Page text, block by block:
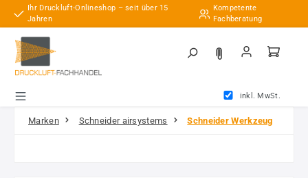
Zum Hauptinhalt springen
Ihr Druckluft-Onlineshop – seit über 15
Jahren
Kompetente
Fachberatung
inkl. MwSt.
Marken Schneider airsystems Schneider Werkzeug